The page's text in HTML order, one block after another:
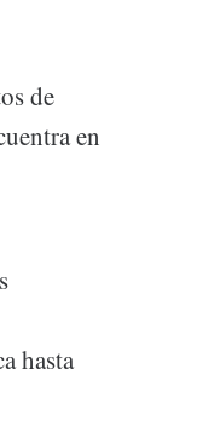
de
en
hasta